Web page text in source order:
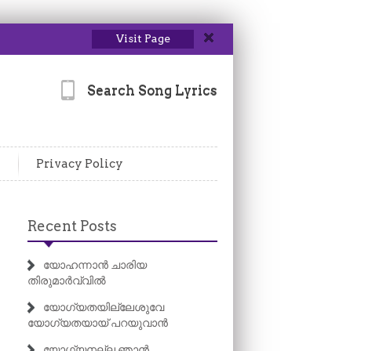
Visit Page
Search Song Lyrics
Privacy Policy
Recent Posts
യോഹന്നാൻ ചാരിയ
തിരുമാർവ്വിൽ
യോഗ്യതയില്ലേശുവേ
യോഗ്യതയായ് പറയുവാൻ